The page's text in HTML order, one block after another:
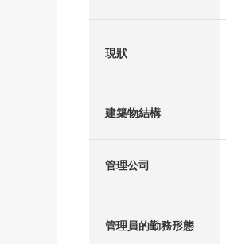
現狀
建築物結構
管理公司
管理員的勤務形態